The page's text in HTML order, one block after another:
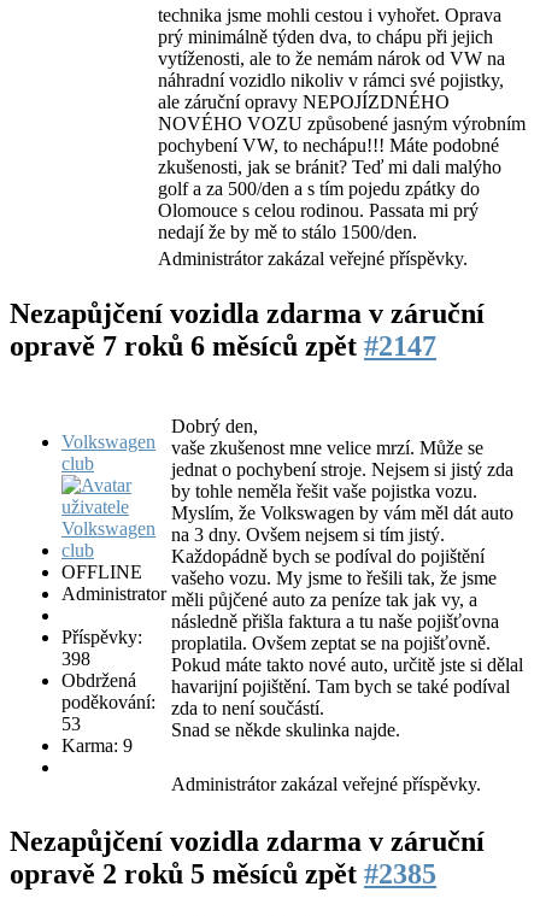
technika jsme mohli cestou i vyhořet. Oprava
prý minimálně týden dva, to chápu při jejich
vytíženosti, ale to že nemám nárok od VW na
náhradní vozidlo nikoliv v rámci své pojistky,
ale záruční opravy NEPOJÍZDNÉHO
NOVÉHO VOZU způsobené jasným výrobním
pochybení VW, to nechápu!!! Máte podobné
zkušenosti, jak se bránit? Teď mi dali malýho
golf a za 500/den a s tím pojedu zpátky do
Olomouce s celou rodinou. Passata mi prý
nedají že by mě to stálo 1500/den.
Administrátor zakázal veřejné příspěvky.
Nezapůjčení vozidla zdarma v záruční
opravě 7 roků 6 měsíců zpět #2147
Volkswagen
club
OFFLINE
Administrator
Příspěvky:
398
Obdržená
poděkování:
53
Karma: 9
Dobrý den,
vaše zkušenost mne velice mrzí. Může se
jednat o pochybení stroje. Nejsem si jistý zda
by tohle neměla řešit vaše pojistka vozu.
Myslím, že Volkswagen by vám měl dát auto
na 3 dny. Ovšem nejsem si tím jistý.
Každopádně bych se podíval do pojištění
vašeho vozu. My jsme to řešili tak, že jsme
měli půjčené auto za peníze tak jak vy, a
následně přišla faktura a tu naše pojišťovna
proplatila. Ovšem zeptat se na pojišťovně.
Pokud máte takto nové auto, určitě jste si dělal
havarijní pojištění. Tam bych se také podíval
zda to není součástí.
Snad se někde skulinka najde.
Administrátor zakázal veřejné příspěvky.
Nezapůjčení vozidla zdarma v záruční
opravě 2 roků 5 měsíců zpět #2385